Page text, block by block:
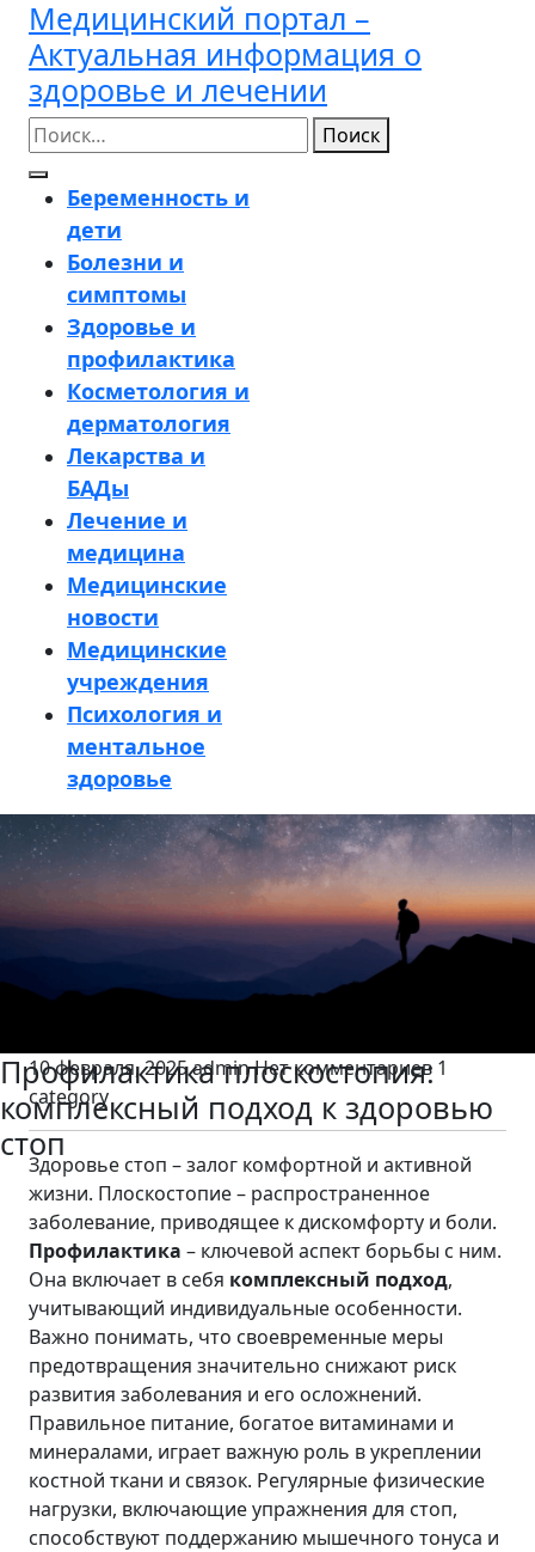
Перейти
содержимому
Медицинский портал –
Актуальная информация о
здоровье и лечении
Поиск
Кнопка
Открыть
Беременность и
дети
Болезни и
симптомы
Здоровье и
профилактика
Косметология и
дерматология
Лекарства и
БАДы
Лечение и
медицина
Медицинские
новости
Медицинские
учреждения
Психология и
ментальное
здоровье
Кнопка
Закрыть
Профилактика плоскостопия:
комплексный подход к здоровью
стоп
10 февраля, 2025adminНет комментариев 1
category
Здоровье стоп – залог комфортной и активной
жизни. Плоскостопие – распространенное
заболевание, приводящее к дискомфорту и боли.
Профилактика – ключевой аспект борьбы с ним.
Она включает в себя комплексный подход,
учитывающий индивидуальные особенности.
Важно понимать, что своевременные меры
предотвращения значительно снижают риск
развития заболевания и его осложнений.
Правильное питание, богатое витаминами и
минералами, играет важную роль в укреплении
костной ткани и связок. Регулярные физические
нагрузки, включающие упражнения для стоп,
способствуют поддержанию мышечного тонуса и